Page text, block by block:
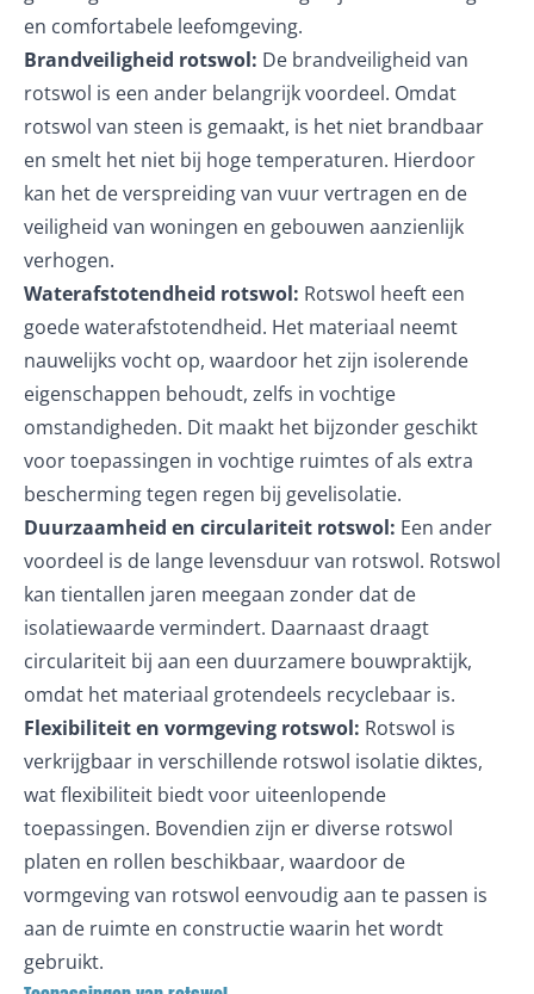
en comfortabele leefomgeving.
Brandveiligheid rotswol: De brandveiligheid van
rotswol is een ander belangrijk voordeel. Omdat
rotswol van steen is gemaakt, is het niet brandbaar
en smelt het niet bij hoge temperaturen. Hierdoor
kan het de verspreiding van vuur vertragen en de
veiligheid van woningen en gebouwen aanzienlijk
verhogen.
Waterafstotendheid rotswol: Rotswol heeft een
goede waterafstotendheid. Het materiaal neemt
nauwelijks vocht op, waardoor het zijn isolerende
eigenschappen behoudt, zelfs in vochtige
omstandigheden. Dit maakt het bijzonder geschikt
voor toepassingen in vochtige ruimtes of als extra
bescherming tegen regen bij gevelisolatie.
Duurzaamheid en circulariteit rotswol: Een ander
voordeel is de lange levensduur van rotswol. Rotswol
kan tientallen jaren meegaan zonder dat de
isolatiewaarde vermindert. Daarnaast draagt
circulariteit bij aan een duurzamere bouwpraktijk,
omdat het materiaal grotendeels recyclebaar is.
Flexibiliteit en vormgeving rotswol: Rotswol is
verkrijgbaar in verschillende rotswol isolatie diktes,
wat flexibiliteit biedt voor uiteenlopende
toepassingen. Bovendien zijn er diverse rotswol
platen en rollen beschikbaar, waardoor de
vormgeving van rotswol eenvoudig aan te passen is
aan de ruimte en constructie waarin het wordt
gebruikt.